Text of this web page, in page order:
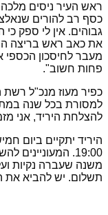
ראש העיר ניסים
כסף רב להורים
גבוהים. אין לי ספק
את כאב ראש בריצה
מעבר לחיסכון הכספי
פחות חשוב".
כפיר מעוז מנכ"ל
למסורת בכל שנה
להצלחת היריד, אני
19:00.
משנה שעברה נקיות
תשלום. יש להביא את